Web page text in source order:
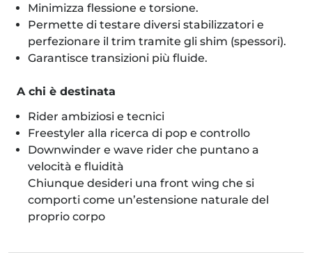
Minimizza flessione e torsione.
Permette di testare diversi stabilizzatori e
perfezionare il trim tramite gli shim (spessori).
Garantisce transizioni più fluide.
A chi è destinata
Rider ambiziosi e tecnici
Freestyler alla ricerca di pop e controllo
Downwinder e wave rider che puntano a
velocità e fluidità
Chiunque desideri una front wing che si
comporti come un’estensione naturale del
proprio corpo